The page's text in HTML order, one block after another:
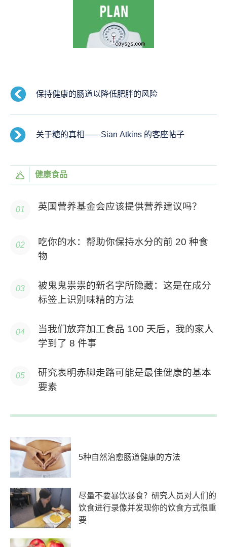
保持健康的肠道以降低肥胖的风险
关于糖的真相——Sian Atkins 的客座帖子
健康食品
英国营养基金会应该提供营养建议吗？
吃你的水：帮助你保持水分的前 20 种食
物
被鬼鬼祟祟的新名字所隐藏：这是在成分
标签上识别味精的方法
当我们放弃加工食品 100 天后，我的家人
学到了 8 件事
研究表明赤脚走路可能是最佳健康的基本
要素
5种自然治愈肠道健康的方法
尽量不要暴饮暴食？研究人员对人们的
饮食进行录像并发现你的饮食方式很重
要